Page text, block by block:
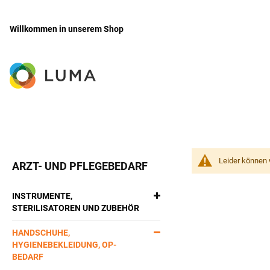
Zum
Willkommen in unserem Shop
Leider können
ARZT- UND PFLEGEBEDARF
INSTRUMENTE,
STERILISATOREN UND ZUBEHÖR
HANDSCHUHE,
HYGIENEBEKLEIDUNG, OP-
BEDARF